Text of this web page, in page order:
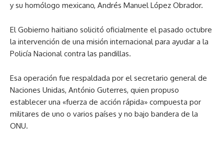
y su homólogo mexicano, Andrés Manuel López Obrador.
El Gobierno haitiano solicitó oficialmente el pasado octubre
la intervención de una misión internacional para ayudar a la
Policía Nacional contra las pandillas.
Esa operación fue respaldada por el secretario general de
Naciones Unidas, António Guterres, quien propuso
establecer una «fuerza de acción rápida» compuesta por
militares de uno o varios países y no bajo bandera de la
ONU.